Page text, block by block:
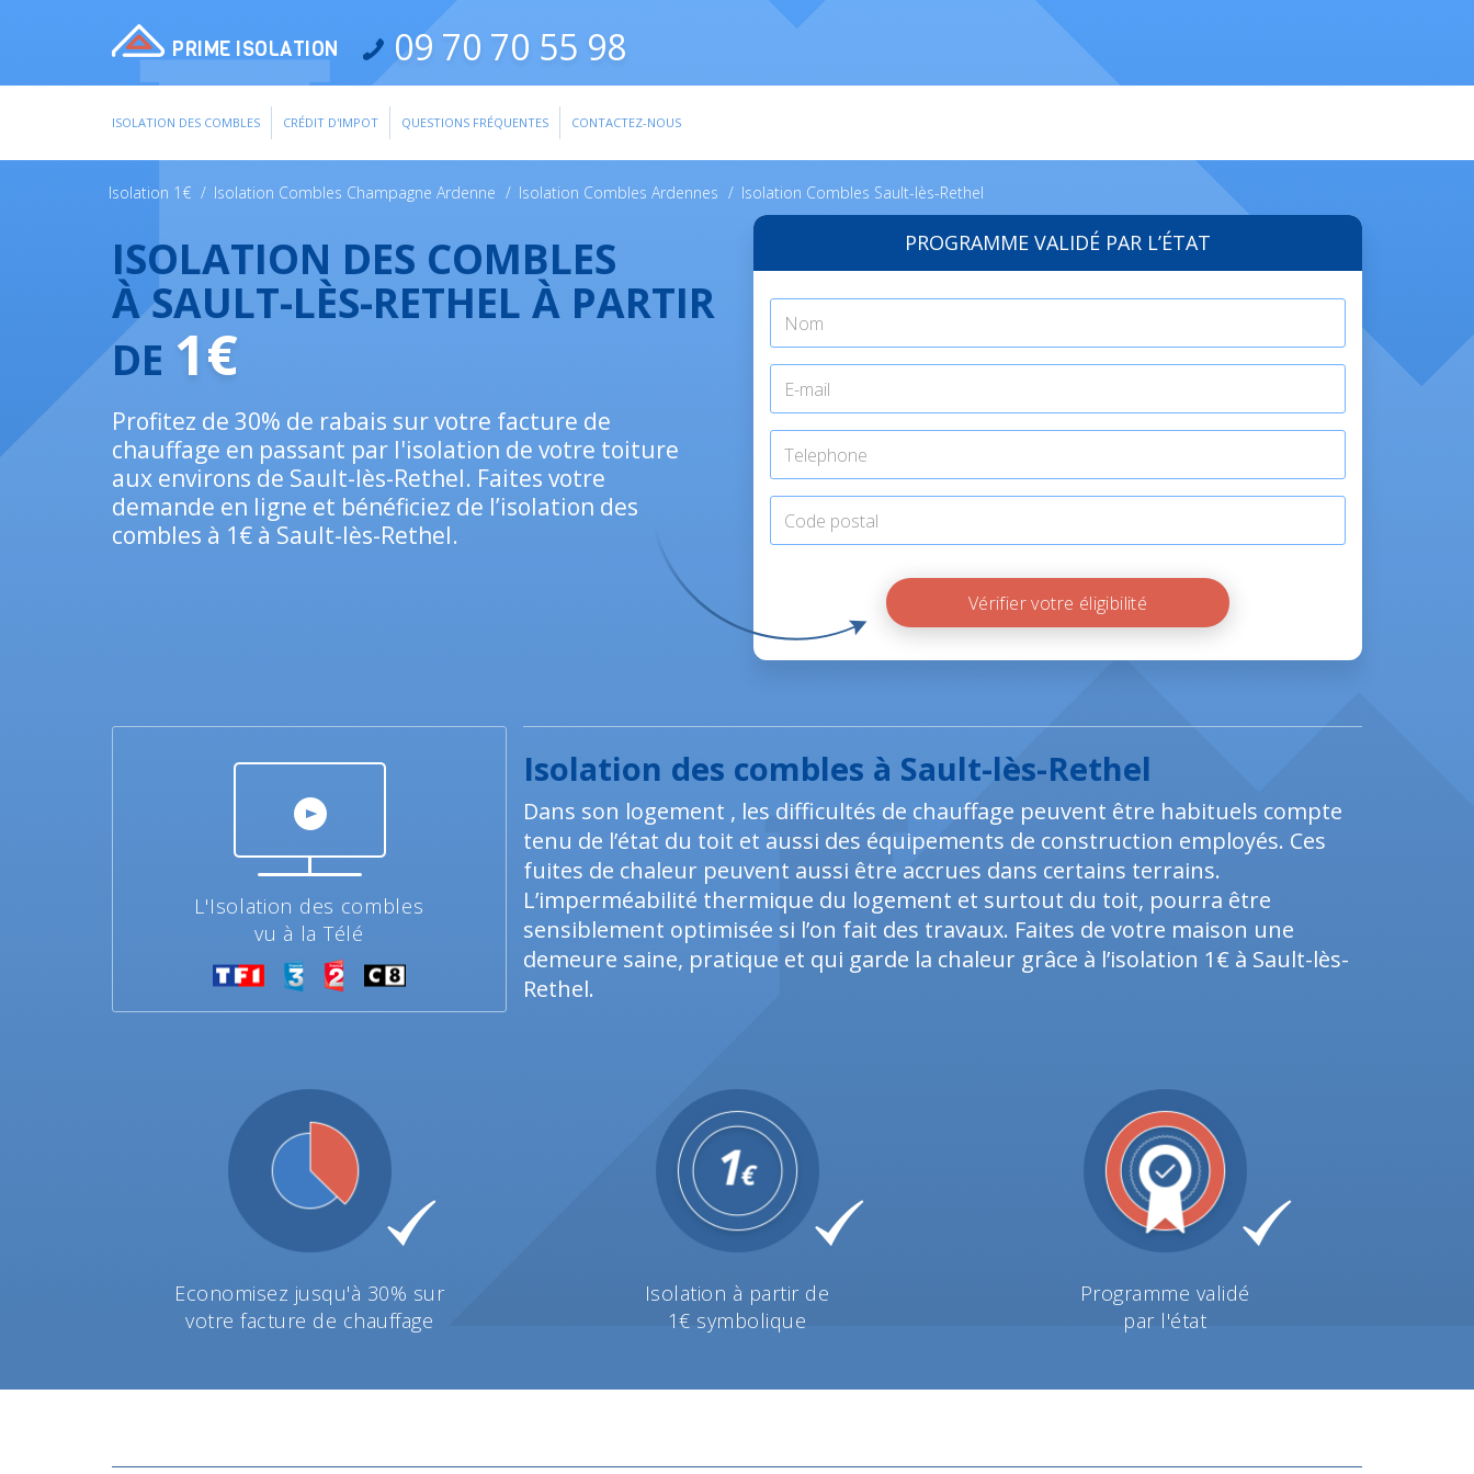
PRIME ISOLATION 09 70 70 55 98
ISOLATION DES COMBLES CRÉDIT D'IMPOT QUESTIONS FRÉQUENTES CONTACTEZ-NOUS
Isolation 1€ / Isolation Combles Champagne Ardenne / Isolation Combles Ardennes / Isolation Combles Sault-lès-Rethel
ISOLATION DES COMBLES
À SAULT-LÈS-RETHEL À PARTIR
DE 1€
Profitez de 30% de rabais sur votre facture de
chauffage en passant par l'isolation de votre toiture
aux environs de Sault-lès-Rethel. Faites votre
demande en ligne et bénéficiez de l’isolation des
combles à 1€ à Sault-lès-Rethel.
PROGRAMME VALIDÉ PAR L’ÉTAT
Vérifier votre éligibilité
L'Isolation des combles
vu à la Télé
Isolation des combles à Sault-lès-Rethel
Dans son logement , les difficultés de chauffage peuvent être habituels compte
tenu de l’état du toit et aussi des équipements de construction employés. Ces
fuites de chaleur peuvent aussi être accrues dans certains terrains.
L’imperméabilité thermique du logement et surtout du toit, pourra être
sensiblement optimisée si l’on fait des travaux. Faites de votre maison une
demeure saine, pratique et qui garde la chaleur grâce à l’isolation 1€ à Sault-lès-
Rethel.
Economisez jusqu'à 30% sur
votre facture de chauffage
Isolation à partir de
1€ symbolique
Programme validé
par l'état